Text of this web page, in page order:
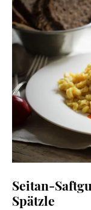
Seitan-
Spätzle